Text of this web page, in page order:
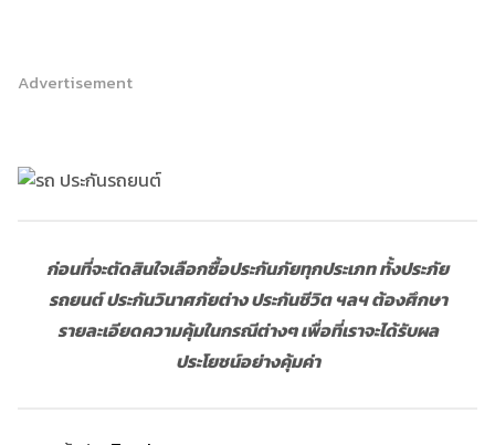
Advertisement
ก่อนที่จะตัดสินใจเลือกซื้อประกันภัยทุกประเภท ทั้งประภัย
รถยนต์ ประกันวินาศภัยต่าง ประกันชีวิต ฯลฯ ต้องศึกษา
รายละเอียดความคุ้มในกรณีต่างๆ เพื่อที่เราจะได้รับผล
ประโยชน์อย่างคุ้มค่า